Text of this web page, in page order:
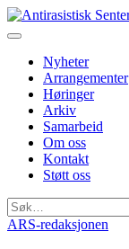
Nyheter
Arrangementer
Høringer
Arkiv
Samarbeid
Om oss
Kontakt
Støtt oss
Søk
etter:
ARS-redaksjonen